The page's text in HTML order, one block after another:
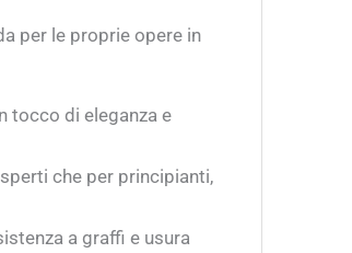
per le proprie opere in
tocco di eleganza e
che per principianti,
a graffi e usura